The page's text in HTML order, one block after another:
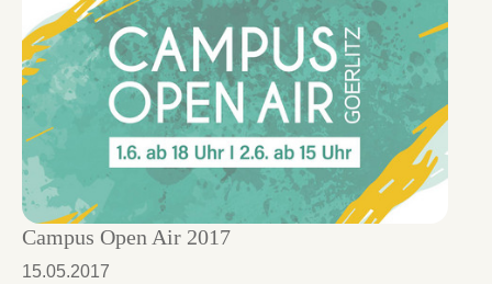
Campus Open Air 2017
15.05.2017